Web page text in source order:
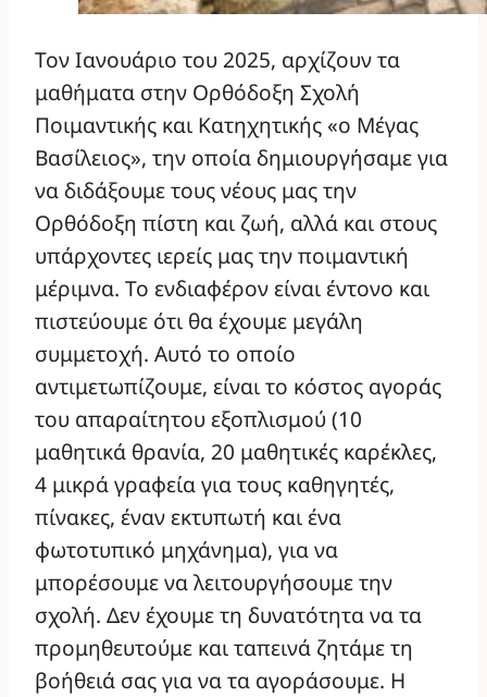
Τον Ιανουάριο του 2025, αρχίζουν τα
μαθήματα στην Ορθόδοξη Σχολή
Ποιμαντικής και Κατηχητικής «ο Μέγας
Βασίλειος», την οποία δημιουργήσαμε για
να διδάξουμε τους νέους μας την
Ορθόδοξη πίστη και ζωή, αλλά και στους
υπάρχοντες ιερείς μας την ποιμαντική
μέριμνα. Το ενδιαφέρον είναι έντονο και
πιστεύουμε ότι θα έχουμε μεγάλη
συμμετοχή. Αυτό το οποίο
αντιμετωπίζουμε, είναι το κόστος αγοράς
του απαραίτητου εξοπλισμού (10
μαθητικά θρανία, 20 μαθητικές καρέκλες,
4 μικρά γραφεία για τους καθηγητές,
πίνακες, έναν εκτυπωτή και ένα
φωτοτυπικό μηχάνημα), για να
μπορέσουμε να λειτουργήσουμε την
σχολή. Δεν έχουμε τη δυνατότητα να τα
προμηθευτούμε και ταπεινά ζητάμε τη
βοήθειά σας για να τα αγοράσουμε. Η